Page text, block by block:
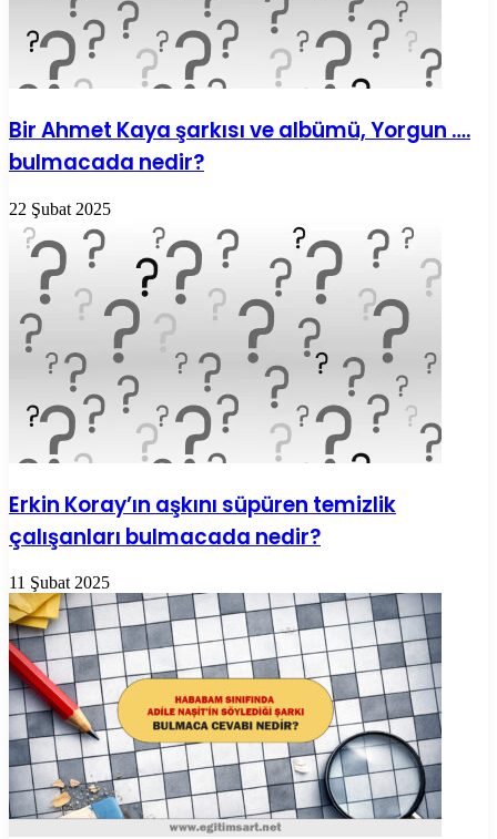
Bir Ahmet Kaya şarkısı ve albümü, Yorgun ….
bulmacada nedir?
22 Şubat 2025
Erkin Koray’ın aşkını süpüren temizlik
çalışanları bulmacada nedir?
11 Şubat 2025